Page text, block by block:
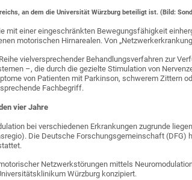
an dem die Universität Würzburg beteiligt ist. (Bild:
mit einer eingeschränkten Bewegungsfähigkeit
motorischen Hirnarealen. Von
vielversprechender Behandlungsverfahren zur
–, die durch die gezielte Stimulation von
von Patienten mit Parkinson, schwerem Zittern
Fachbegriff.
vier Jahre
bei verschiedenen Erkrankungen zugrunde
Die Deutsche Forschungsgemeinschaft (DFG)
Netzwerkstörungen mittels
Würzburg konzipiert.